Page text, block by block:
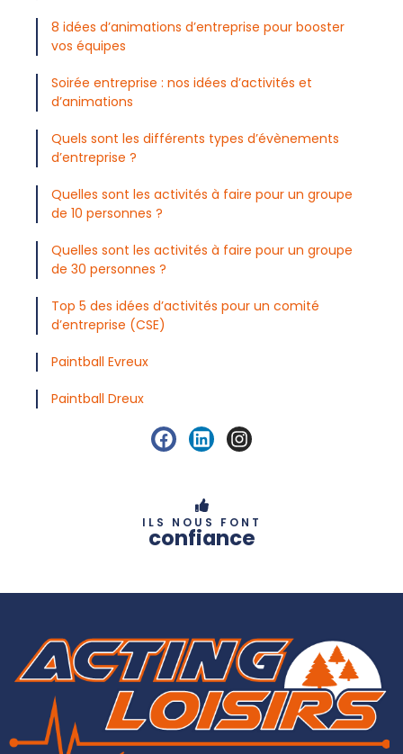
8 idées d’animations d’entreprise pour booster
vos équipes
Soirée entreprise : nos idées d’activités et
d’animations
Quels sont les différents types d’évènements
d’entreprise ?
Quelles sont les activités à faire pour un groupe
de 10 personnes ?
Quelles sont les activités à faire pour un groupe
de 30 personnes ?
Top 5 des idées d’activités pour un comité
d’entreprise (CSE)
Paintball Evreux
Paintball Dreux
ILS NOUS FONT
confiance